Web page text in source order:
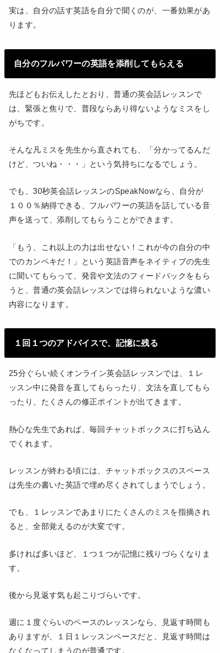
実は、自分の話す英語を自分で聞くのが、一番効果があ
ります。
自分のフルパワーの英語を添削してもらえる
先ほどもお伝えしたとおり、普通の英会話レッスンで
は、緊張と焦りで、普段ならあり得ないようなミスをし
がちです。
そんな凡ミスを先生から直されても、「分かってるんだ
けど、ついね・・・」という気持ちになるでしょう。
でも、30秒英会話レッスンのSpeakNowなら、自分が
１００％納得できる、フルパワーの英語を話している音
声を送って、添削してもらうことができます。
「もう、これ以上の力は出せない！これが今の自分の中
でのカンペキだ！」という英語音声をネイティブの先生
に聞いてもらって、発音や文法のフィードバックをもら
うと、普通の英会話レッスンでは得られないような濃い
内容になります。
１回１つのアドバイスで、記憶に残る
25分ぐらい続くオンライン英会話レッスンでは、１レ
ッスン中に発音を直してもらったり、文法を直してもら
ったり、たくさんの修正ポイントが出てきます。
熱心な先生であれば、毎回チャットボックスに打ち込ん
でくれます。
レッスンが終わる頃には、チャットボックスのスペース
は先生の書いた英語で埋め尽くされてしまうでしょう。
でも、１レッスンであまりにたくさんのミスを指摘され
ると、全部覚えるのが大変です。
多ければ多いほど、１つ１つが記憶に残りづらくなりま
す。
後から見返す気も起こりづらいです。
週に１度ぐらいのペースのレッスンなら、見返す時間も
ありますが、１日１レッスンペースだと、見返す時間は
なくなってしまうのが普通です。